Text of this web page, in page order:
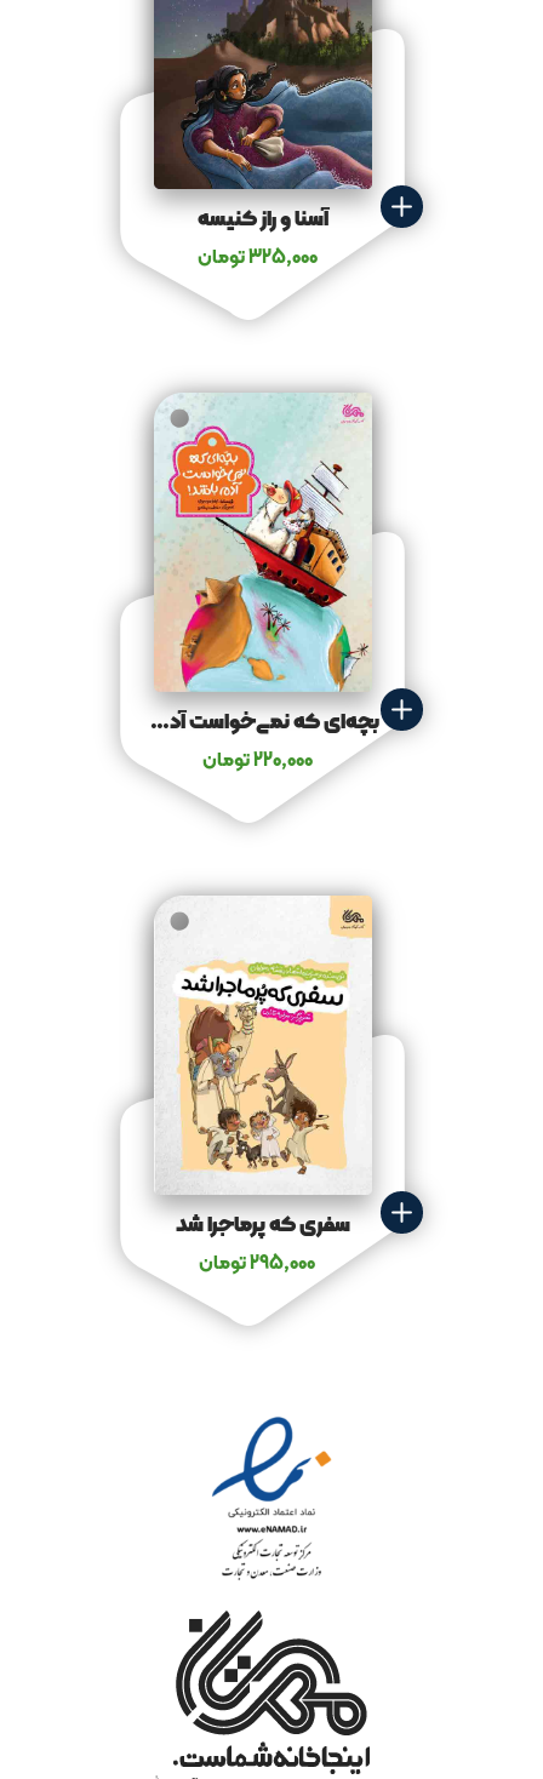
آسنا و راز کنیسه
325,000تومان
بچه‌ای که نمی‌خواست آدم باشد
220,000تومان
سفری که پرماجرا شد
295,000تومان